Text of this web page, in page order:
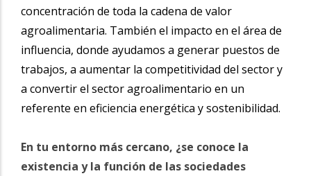
concentración de toda la cadena de valor
agroalimentaria. También el impacto en el área de
influencia, donde ayudamos a generar puestos de
trabajos, a aumentar la competitividad del sector y
a convertir el sector agroalimentario en un
referente en eficiencia energética y sostenibilidad.
En tu entorno más cercano, ¿se conoce la
existencia y la función de las sociedades